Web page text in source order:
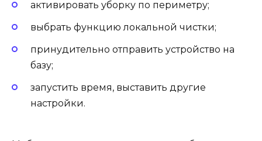
активировать уборку по периметру;
выбрать функцию локальной чистки;
принудительно отправить устройство на
базу;
запустить время, выставить другие
настройки.